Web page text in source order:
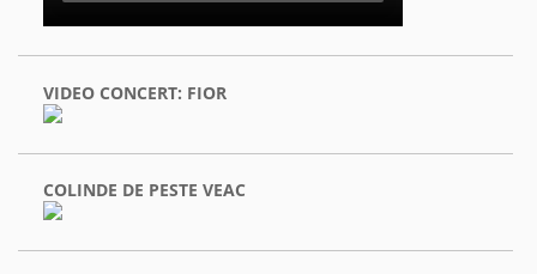
VIDEO CONCERT: FIOR
COLINDE DE PESTE VEAC